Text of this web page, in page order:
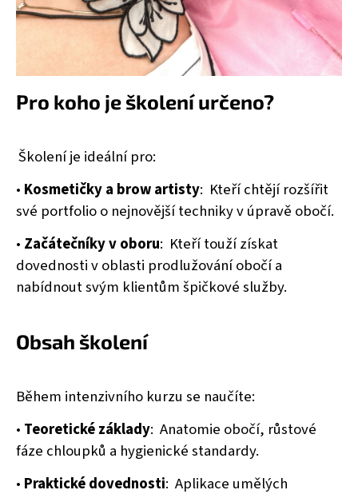
Pro koho je školení určeno?
Školení je ideální pro:
• Kosmetičky a brow artisty: Kteří chtějí rozšířit
své portfolio o nejnovější techniky v úpravě obočí.
• Začátečníky v oboru: Kteří touží získat
dovednosti v oblasti prodlužování obočí a
nabídnout svým klientům špičkové služby.
Obsah školení
Během intenzivního kurzu se naučíte:
• Teoretické základy: Anatomie obočí, růstové
fáze chloupků a hygienické standardy.
• Praktické dovednosti: Aplikace umělých